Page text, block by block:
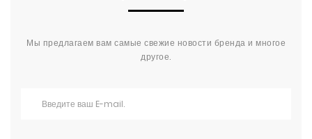
Мы предлагаем вам самые свежие новости бренда и многое
другое.